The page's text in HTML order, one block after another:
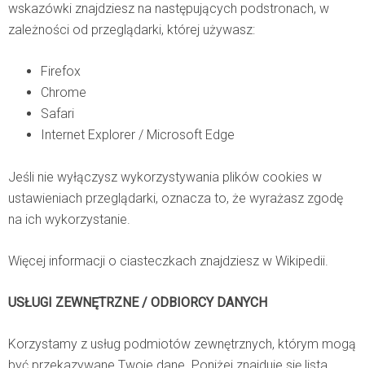
wskazówki znajdziesz na następujących podstronach, w
zależności od przeglądarki, której używasz:
Firefox
Chrome
Safari
Internet Explorer / Microsoft Edge
Jeśli nie wyłączysz wykorzystywania plików cookies w
ustawieniach przeglądarki, oznacza to, że wyrażasz zgodę
na ich wykorzystanie.
Więcej informacji o ciasteczkach znajdziesz w Wikipedii.
USŁUGI ZEWNĘTRZNE / ODBIORCY DANYCH
Korzystamy z usług podmiotów zewnętrznych, którym mogą